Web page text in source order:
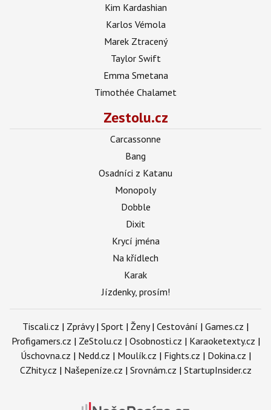
Kim Kardashian
Karlos Vémola
Marek Ztracený
Taylor Swift
Emma Smetana
Timothée Chalamet
Zestolu.cz
Carcassonne
Bang
Osadníci z Katanu
Monopoly
Dobble
Dixit
Krycí jména
Na křídlech
Karak
Jízdenky, prosím!
Tiscali.cz | Zprávy| Sport | Ženy| Cestování | Games.cz |
Profigamers.cz | ZeStolu.cz | Osobnosti.cz | Karaoketexty.cz |
Úschovna.cz | Nedd.cz | Moulík.cz | Fights.cz | Dokina.cz |
CZhity.cz | Našepeníze.cz | Srovnám.cz | StartupInsider.cz